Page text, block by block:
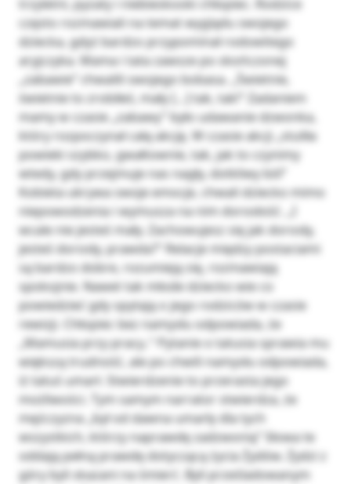
trzyletni, pyzaty i niebieskooki chłopiec. Rodzice
często rozmawiali na temat wyglądu swojego
dziecka, gdyż bardzo przypominał rodowitego
aryjczyka. Mama i tata zawsze po skończonej
„zabawie” chwalili swojego bobasa. „Świetnie,
świetnie to zrobiłeś, mały […] tak, tak!” Zadaniem
mamy w czasie „zabawy” było udawanie dzwonka,
który rozpoczynał całą akcję. W czasie akcji „stuliła
powieki szybko, gwałtownie, tak, jak to czynimy
wtedy, gdy przejmuje nas nagły, dotkliwy ból”
Kobieta ukrywa swoje emocje, chwali dziecko mimo
niepowodzenia i wymusza na nim dorosłość. „I
wcale nie jesteś mały. Zachowujesz się jak dorosły,
jesteś dorosły, prawda?” Relacje między postaciami
są bardzo dobre, rozumieją się, rozmawiają
spokojnie. Nawet tak młode dziecko wie co
powiedzieć gdy spytają o jego rodziców w czasie
rewizji. Chłopiec bez namysłu odpowiada, że
„Mamusia przy pracy..” Pytanie o tatusia sprawia mu
większą trudność, ale po chwili namysłu odpowiada,
iż tatuś umarł. Stwierdzenie to przerasta jego
możliwości. Tym samym narrator stwierdza, że
mężczyzna „był od dawna umarły dla tych
wszystkich, którzy naprawdę zadzwonią” Słowa te
oddają pełną prawdę dotyczącą życia Żydów. Żydzi z
góry byli skazani na śmierć. Byli prześladowanym